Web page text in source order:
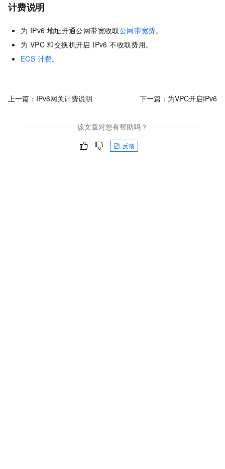
计费说明
为 IPv6 地址开通公网带宽收取公网带宽费。
为 VPC 和交换机开启 IPv6 不收取费用。
ECS 计费。
上一篇： IPv6网关计费说明 下一篇： 为VPC开启IPv6
该文章对您有帮助吗？
反馈